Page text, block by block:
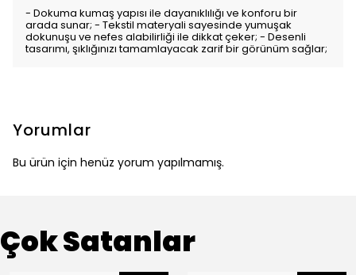
- Dokuma kumaş yapısı ile dayanıklılığı ve konforu bir
arada sunar; - Tekstil materyali sayesinde yumuşak
dokunuşu ve nefes alabilirliği ile dikkat çeker; - Desenli
tasarımı, şıklığınızı tamamlayacak zarif bir görünüm sağlar;
Yorumlar
Bu ürün için henüz yorum yapılmamış.
Çok Satanlar